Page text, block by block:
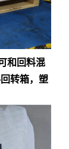
和回料混
转箱，塑